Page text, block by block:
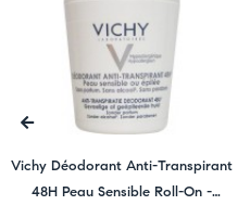
Vichy Déodorant Anti-Transpirant
48H Peau Sensible Roll-On -